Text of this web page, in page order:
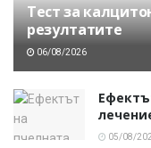
Тест за
резултатите
06/08/2026
05/08/